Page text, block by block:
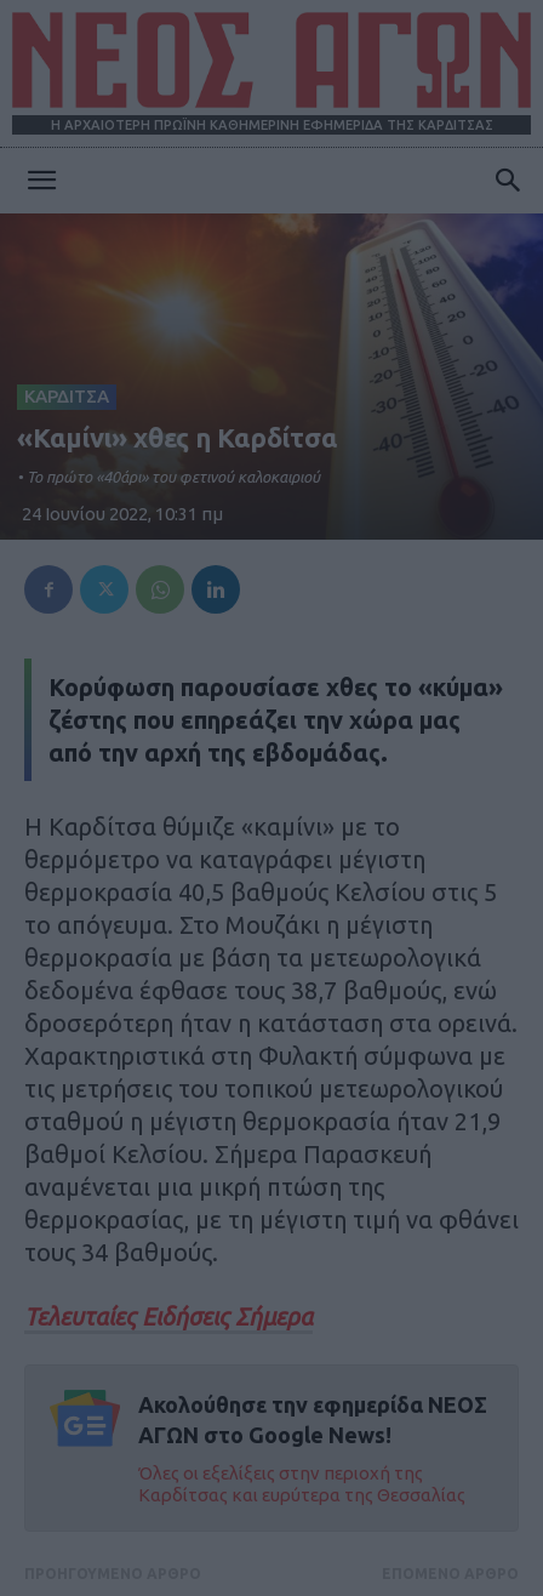
Η ΑΡΧΑΙΟΤΕΡΗ ΠΡΩΪΝΗ ΚΑΘΗΜΕΡΙΝΗ ΕΦΗΜΕΡΙΔΑ ΤΗΣ ΚΑΡΔΙΤΣΑΣ
ΚΑΡΔΙΤΣΑ
«Καμίνι» χθες η Καρδίτσα
• Το πρώτο «40άρι» του φετινού καλοκαιριού
24 Ιουνίου 2022, 10:31 πμ
Κορύφωση παρουσίασε χθες το «κύμα»
ζέστης που επηρεάζει την χώρα μας
από την αρχή της εβδομάδας.
Η Καρδίτσα θύμιζε «καμίνι» με το
θερμόμετρο να καταγράφει μέγιστη
θερμοκρασία 40,5 βαθμούς Κελσίου στις 5
το απόγευμα. Στο Μουζάκι η μέγιστη
θερμοκρασία με βάση τα μετεωρολογικά
δεδομένα έφθασε τους 38,7 βαθμούς, ενώ
δροσερότερη ήταν η κατάσταση στα ορεινά.
Χαρακτηριστικά στη Φυλακτή σύμφωνα με
τις μετρήσεις του τοπικού μετεωρολογικού
σταθμού η μέγιστη θερμοκρασία ήταν 21,9
βαθμοί Κελσίου. Σήμερα Παρασκευή
αναμένεται μια μικρή πτώση της
θερμοκρασίας, με τη μέγιστη τιμή να φθάνει
τους 34 βαθμούς.
Τελευταίες Ειδήσεις Σήμερα
Ακολούθησε την εφημερίδα ΝΕΟΣ
ΑΓΩΝ στο Google News!
Όλες οι εξελίξεις στην περιοχή της
Καρδίτσας και ευρύτερα της Θεσσαλίας